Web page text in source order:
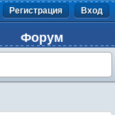
Регистрация Вход
Форум